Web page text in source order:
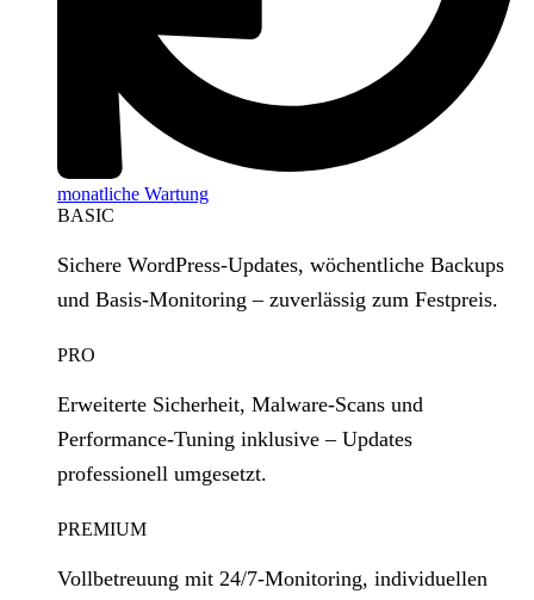
monatliche Wartung
BASIC
Sichere WordPress‑Updates, wöchentliche Backups
und Basis‑Monitoring – zuverlässig zum Festpreis.
PRO
Erweiterte Sicherheit, Malware‑Scans und
Performance‑Tuning inklusive – Updates
professionell umgesetzt.
PREMIUM
Vollbetreuung mit 24/7‑Monitoring, individuellen